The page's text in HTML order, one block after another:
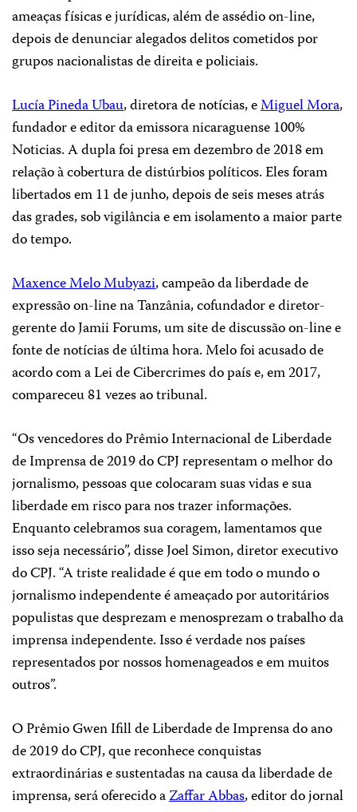
ameaças físicas e jurídicas, além de assédio on-line,
depois de denunciar alegados delitos cometidos por
grupos nacionalistas de direita e policiais.
Lucía Pineda Ubau, diretora de notícias, eMiguel Mora,
fundador e editor da emissora nicaraguense 100%
Noticias. A dupla foi presa em dezembro de 2018 em
relação à cobertura de distúrbios políticos. Eles foram
libertados em 11 de junho, depois de seis meses atrás
das grades, sob vigilância e em isolamento a maior parte
do tempo.
Maxence Melo Mubyazi, campeão da liberdade de
expressão on-line na Tanzânia, cofundador e diretor-
gerente do Jamii Forums, um site de discussão on-line e
fonte de notícias de última hora. Melo foi acusado de
acordo com a Lei de Cibercrimes do país e, em 2017,
compareceu 81 vezes ao tribunal.
“Os vencedores do Prêmio Internacional de Liberdade
de Imprensa de 2019 do CPJ representam o melhor do
jornalismo, pessoas que colocaram suas vidas e sua
liberdade em risco para nos trazer informações.
Enquanto celebramos sua coragem, lamentamos que
isso seja necessário”, disse Joel Simon, diretor executivo
do CPJ. “A triste realidade é que em todo o mundo o
jornalismo independente é ameaçado por autoritários
populistas que desprezam e menosprezam o trabalho da
imprensa independente. Isso é verdade nos países
representados por nossos homenageados e em muitos
outros”.
O Prêmio Gwen Ifill de Liberdade de Imprensa do ano
de 2019 do CPJ, que reconhece conquistas
extraordinárias e sustentadas na causa da liberdade de
imprensa, será oferecido aZaffar Abbas, editor do jornal